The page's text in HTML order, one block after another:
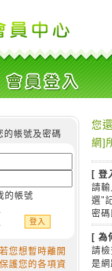
的帳號及密碼
的帳號
您想暫時離開
護您的各項資
您
網]
[ 登
請
選"
密
[ 為
請
是